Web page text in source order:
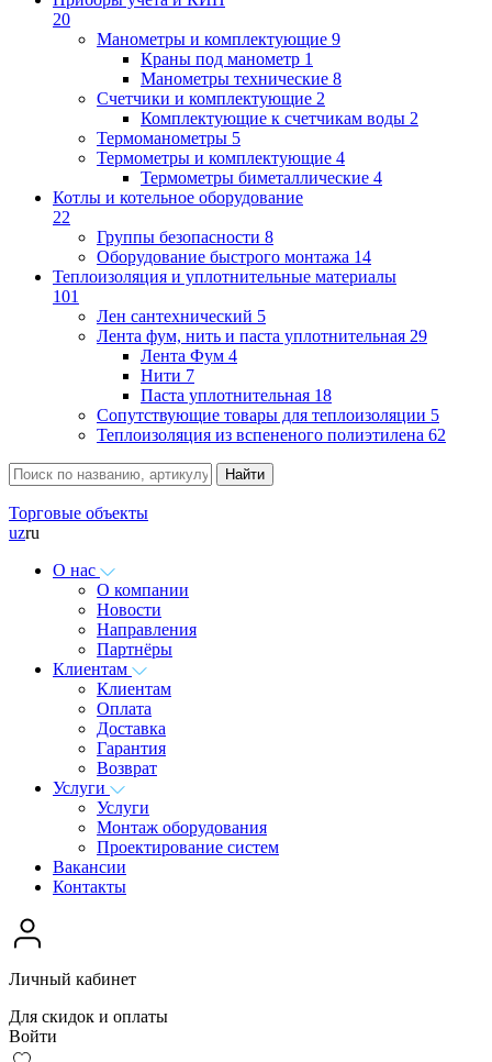
20
Манометры и комплектующие 9
Краны под манометр 1
Манометры технические 8
Счетчики и комплектующие 2
Комплектующие к счетчикам воды 2
Термоманометры 5
Термометры и комплектующие 4
Термометры биметаллические 4
Котлы и котельное оборудование
22
Группы безопасности 8
Оборудование быстрого монтажа 14
Теплоизоляция и уплотнительные материалы
101
Лен сантехнический 5
Лента фум, нить и паста уплотнительная 29
Лента Фум 4
Нити 7
Паста уплотнительная 18
Сопутствующие товары для теплоизоляции 5
Теплоизоляция из вспененого полиэтилена 62
Торговые объекты
uzru
О нас
О компании
Новости
Направления
Партнёры
Клиентам
Клиентам
Оплата
Доставка
Гарантия
Возврат
Услуги
Услуги
Монтаж оборудования
Проектирование систем
Вакансии
Контакты
Личный кабинет
Для скидок и оплаты
Войти